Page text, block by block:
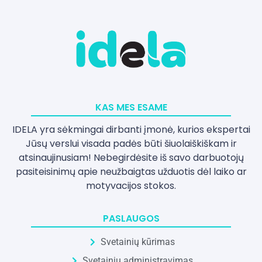
KAS MES ESAME
IDELA yra sėkmingai dirbanti įmonė, kurios ekspertai
Jūsų verslui visada padės būti šiuolaiškiškam ir
atsinaujinusiam! Nebegirdėsite iš savo darbuotojų
pasiteisinimų apie neužbaigtas užduotis dėl laiko ar
motyvacijos stokos.
PASLAUGOS
Svetainių kūrimas